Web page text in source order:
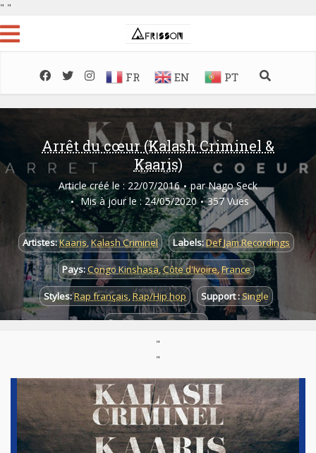
" "
FR EN PT
Arrêt du cœur (Kalash Criminel &
Kaaris)
Article créé le : 22/07/2016 par Nago Seck
Mis à jour le : 24/05/2020
357 Vues
Artistes:Kaaris,Kalash Criminel Labels:Def Jam Recordings
Pays:Congo Kinshasa,Côte d'Ivoire,France
Styles:Rap français,Rap/Hip hop Support :Single
Parution :22/07/2016
"
"